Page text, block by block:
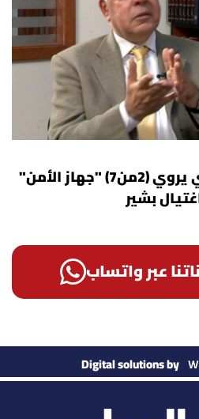
بالفيديو: أسعد شفتري يروي (2من7) "جهاز الأمن"
بشير
عبر واتساب
Digital solutions by